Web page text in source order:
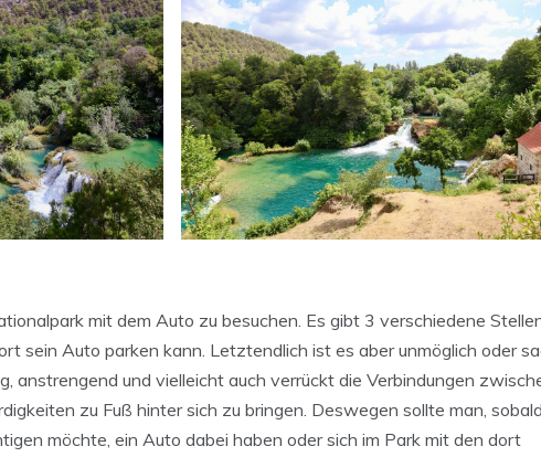
mit dem Auto zu besuchen. Es gibt 3 verschiedene
sein Auto parken kann. Letztendlich ist es aber unmöglich oder
anstrengend und vielleicht auch verrückt die Verbindungen
zu Fuß hinter sich zu bringen. Deswegen sollte man, sobald
möchte, ein Auto dabei haben oder sich im Park mit den dort